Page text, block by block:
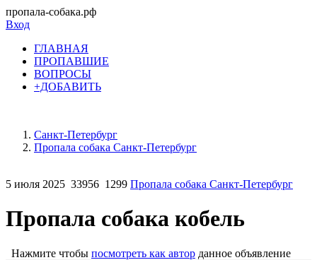
пропала-собака.рф
Вход
ГЛАВНАЯ
ПРОПАВШИЕ
ВОПРОСЫ
+ДОБАВИТЬ
Санкт-Петербург
Пропала собака Санкт-Петербург
5 июля 2025 33956 1299 Пропала собака Санкт-Петербург
Пропала собака кобель
Нажмите чтобы посмотреть как автор данное объявление